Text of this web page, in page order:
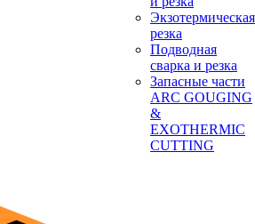
Экзотермическая
резка
Подводная
сварка и резка
Запасные части
ARC GOUGING
&
EXOTHERMIC
CUTTING